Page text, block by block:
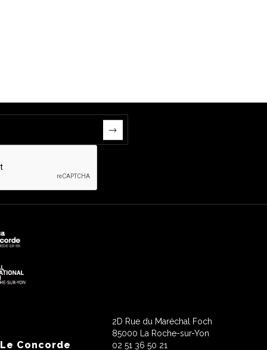
Concorde
2D Rue du Maréchal Foch
85000 La Roche-sur-Yon
02 51 36 50 21